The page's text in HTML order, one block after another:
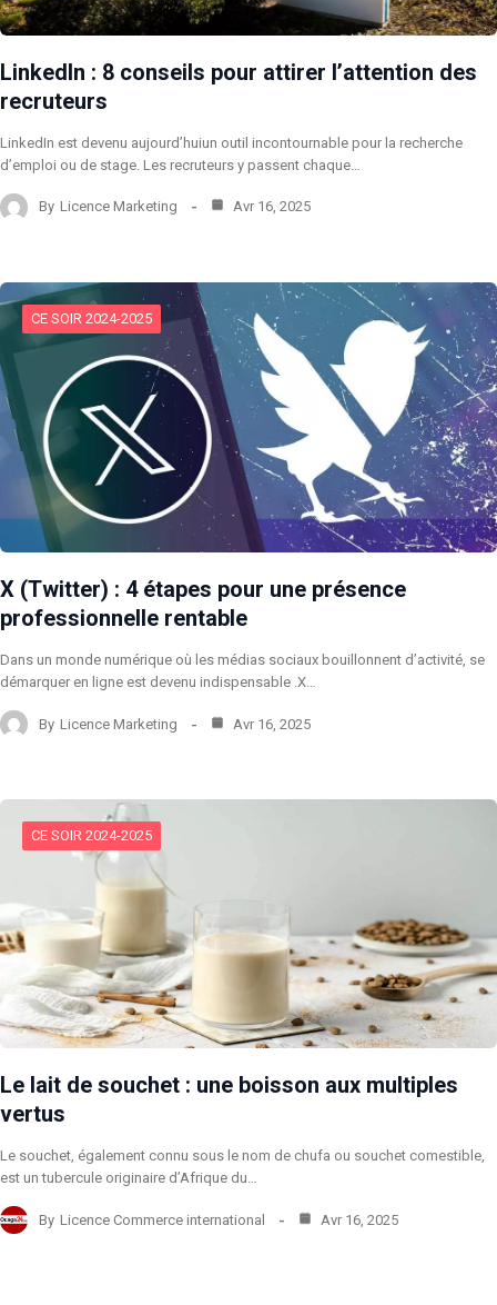
LinkedIn : 8 conseils pour attirer l’attention des
recruteurs
LinkedIn est devenu aujourd’huiun outil incontournable pour la recherche
d’emploi ou de stage. Les recruteurs y passent chaque…
By Licence Marketing Avr 16, 2025
CE SOIR 2024-2025
X (Twitter) : 4 étapes pour une présence
professionnelle rentable
Dans un monde numérique où les médias sociaux bouillonnent d’activité, se
démarquer en ligne est devenu indispensable .X…
By Licence Marketing Avr 16, 2025
CE SOIR 2024-2025
Le lait de souchet : une boisson aux multiples
vertus
Le souchet, également connu sous le nom de chufa ou souchet comestible,
est un tubercule originaire d’Afrique du…
By Licence Commerce international Avr 16, 2025